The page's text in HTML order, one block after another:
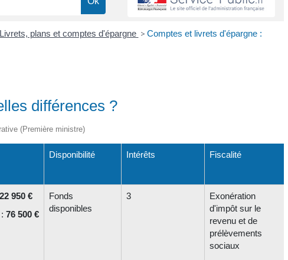
Livrets, plans et comptes d'épargne > Comptes et livrets d'épargne :
différences ?
(Première ministre)
Disponibilité Intérêts Fiscalité
22 950 €
76 500 €
Fonds
disponibles
3
Exonération
d'impôt sur le
revenu et de
prélèvements
sociaux